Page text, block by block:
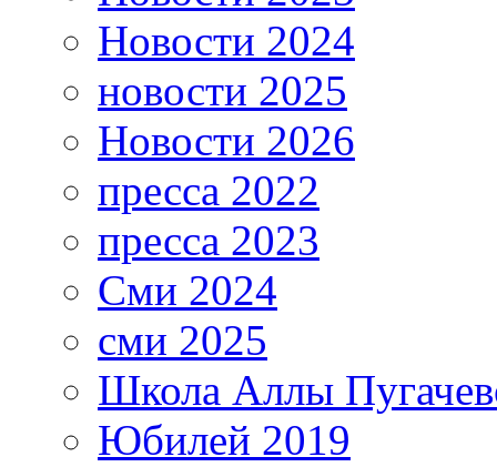
Новости 2024
новости 2025
Новости 2026
пресса 2022
пресса 2023
Сми 2024
сми 2025
Школа Аллы
Юбилей 2019